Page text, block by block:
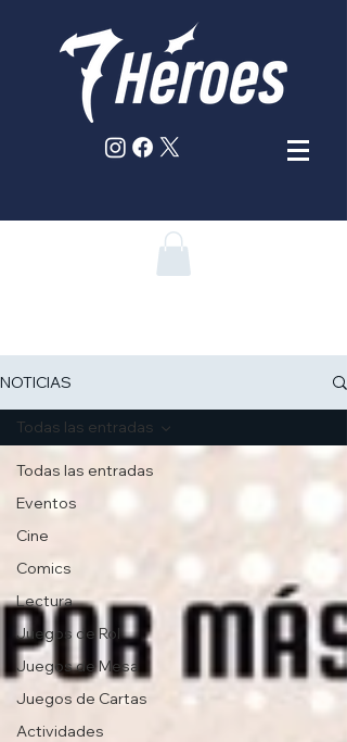
NOTICIAS
Todas las entradas
Eventos
Cine
Comics
Lectura
Juegos de Rol
Juegos de Mesa
Juegos de Cartas
Actividades
Todas las entradas